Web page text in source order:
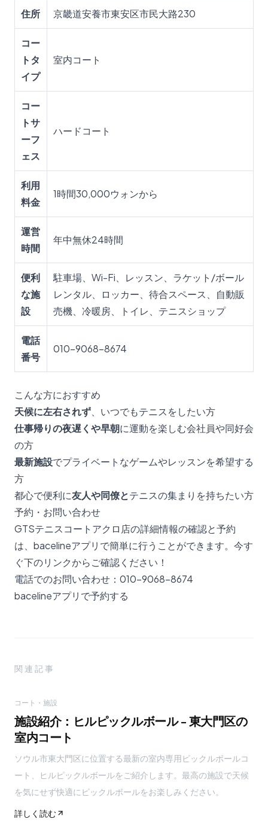
住所 京畿道安養市東安区市民大路230
コー
トタ
イプ
室内コート
コー
トサ
ーフ
ェス
ハードコート
利用
料金
1時間30,000ウォンから
運営
時間
年中無休24時間
便利
な施
設
駐車場、Wi-Fi、レッスン、ラケット/ボール
レンタル、ロッカー、待合スペース、自動販
売機、冷暖房、トイレ、テニスショップ
電話
番号
010-9068-8674
こんな方におすすめ
天候に左右されず 、いつでもテニスをしたい方
仕事帰りの夜遅くや早朝に運動を楽しむ会社員や同好会
の方
最新施設でプライベートなゲームやレッスンを希望する
方
都心で便利に友人や同僚とテニスの集まりを持ちたい方
予約・お問い合わせ
GTSテニスコートアクロ店の詳細情報の確認と予約
は、bacelineアプリで簡単に行うことができます。今す
ぐ下のリンクからご確認ください！
電話でのお問い合わせ：010-9068-8674
bacelineアプリで予約する
関連記事
コート・施設
施設紹介：ヒルピックルボール - 東大門区の
室内コート
ソウル市東大門区に位置する最新の室内専用ピックルボールコ
ート、ヒルピックルボールをご紹介します。最高の施設で天候
を気にせず快適にピックルボールをお楽しみください。
詳しく読む